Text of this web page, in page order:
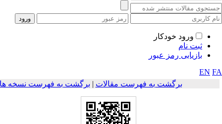
ورود خودکار
ثبت نام
بازیابی رمز عبور
EN
برگشت به فهرست مقالات| برگشت به فهرست نسخه ها